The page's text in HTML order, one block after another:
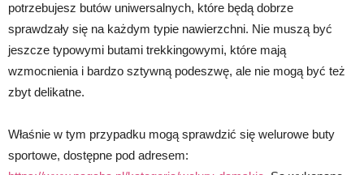
potrzebujesz butów uniwersalnych, które będą dobrze
sprawdzały się na każdym typie nawierzchni. Nie muszą być
jeszcze typowymi butami trekkingowymi, które mają
wzmocnienia i bardzo sztywną podeszwę, ale nie mogą być też
zbyt delikatne.
Właśnie w tym przypadku mogą sprawdzić się welurowe buty
sportowe, dostępne pod adresem: